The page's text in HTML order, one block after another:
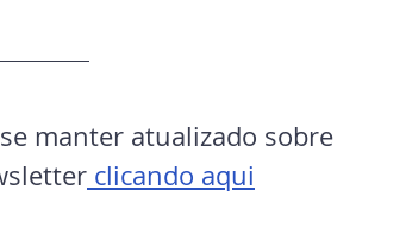
manter atualizado sobre
clicando aqui